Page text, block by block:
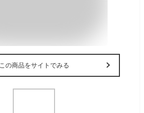
この商品をサイトでみる